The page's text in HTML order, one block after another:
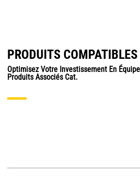
PRODUITS COMPATIBLES
Optimisez Votre Investissement En
Produits Associés Cat.